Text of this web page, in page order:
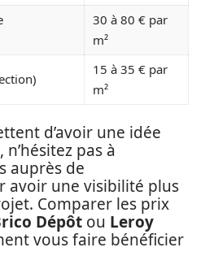
30 à 80 € par
m²
15 à 35 € par
m²
d’avoir une idée
pas à
auprès de
avoir une visibilité plus
Comparer les prix
Dépôt ou Leroy
vous faire bénéficier